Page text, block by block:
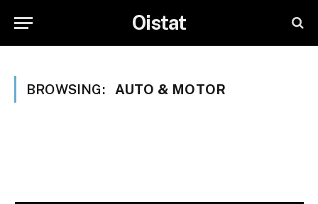
Oistat
BROWSING: AUTO & MOTOR